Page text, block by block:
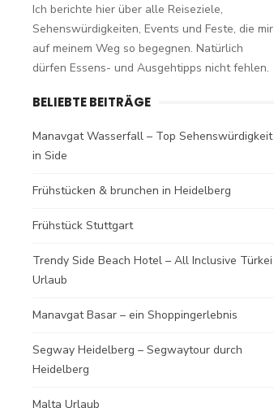
Ich berichte hier über alle Reiseziele,
Sehenswürdigkeiten, Events und Feste, die mir
auf meinem Weg so begegnen. Natürlich
dürfen Essens- und Ausgehtipps nicht fehlen.
BELIEBTE BEITRÄGE
Manavgat Wasserfall – Top Sehenswürdigkeit
in Side
Frühstücken & brunchen in Heidelberg
Frühstück Stuttgart
Trendy Side Beach Hotel – All Inclusive Türkei
Urlaub
Manavgat Basar – ein Shoppingerlebnis
Segway Heidelberg – Segwaytour durch
Heidelberg
Malta Urlaub